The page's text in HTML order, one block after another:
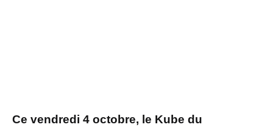
Ce vendredi 4 octobre, le Kube du